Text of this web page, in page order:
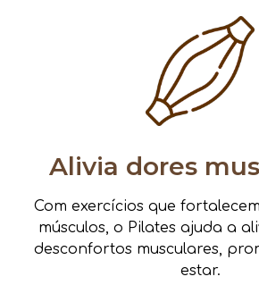
Alivia dores
Com exercícios que
músculos, o Pilates ajuda a
desconfortos musculares,
estar.